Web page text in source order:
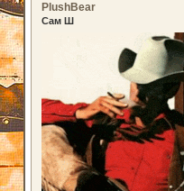
PlushBear
Сам Ш